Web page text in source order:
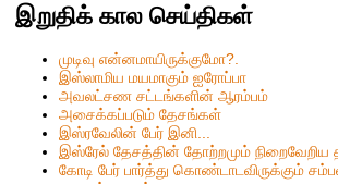
இறுதிக் கால செய்திகள்
முடிவு என்னமாயிருக்குமோ?.
இஸ்லாமிய மயமாகும் ஐரோப்பா
அவலட்சண சட்டங்களின் ஆரம்பம்
அசைக்கப்படும் தேசங்கள்
இஸ்ரவேலின் பேர் இனி...
இஸ்ரேல் தேசத்தின் தோற்றமும் நிறைவேறிய
கோடி பேர் பார்த்து கொண்டாடவிருக்கும்